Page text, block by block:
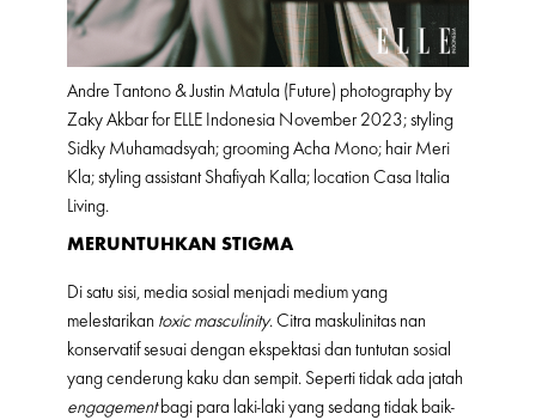
Andre Tantono & Justin Matula (Future) photography by
Zaky Akbar for ELLE Indonesia November 2023; styling
Sidky Muhamadsyah; grooming Acha Mono; hair Meri
Kla; styling assistant Shafiyah Kalla; location Casa Italia
Living.
MERUNTUHKAN STIGMA
Di satu sisi, media sosial menjadi medium yang
melestarikan toxic masculinity. Citra maskulinitas nan
konservatif sesuai dengan ekspektasi dan tuntutan sosial
yang cenderung kaku dan sempit. Seperti tidak ada jatah
engagementbagi para laki-laki yang sedang tidak baik-